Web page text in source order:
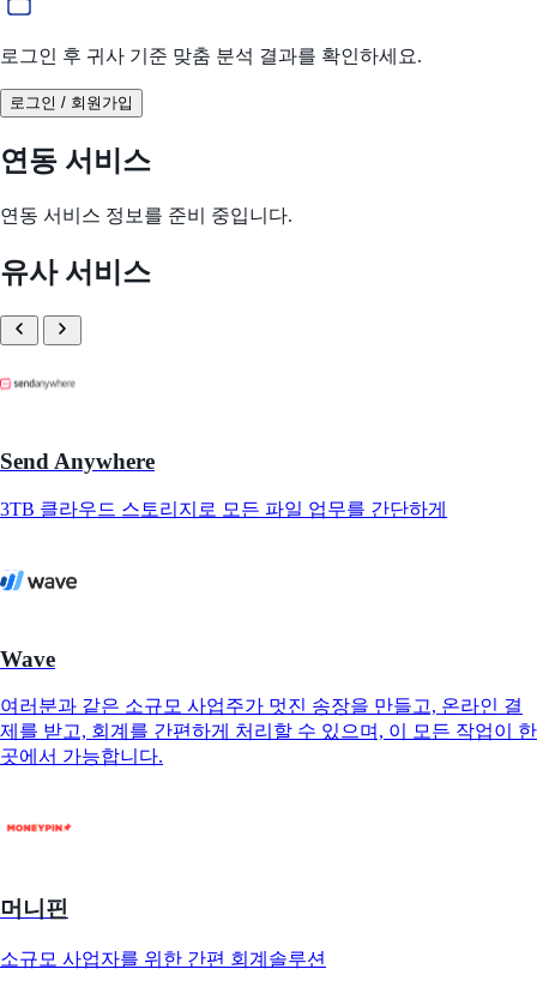
로그인 후 귀사 기준 맞춤 분석 결과를 확인하세요.
로그인 / 회원가입
연동 서비스
연동 서비스 정보를 준비 중입니다.
유사 서비스
Send Anywhere
3TB 클라우드 스토리지로 모든 파일 업무를 간단하게
Wave
여러분과 같은 소규모 사업주가 멋진 송장을 만들고, 온라인 결
제를 받고, 회계를 간편하게 처리할 수 있으며, 이 모든 작업이 한
곳에서 가능합니다.
머니핀
소규모 사업자를 위한 간편 회계솔루션